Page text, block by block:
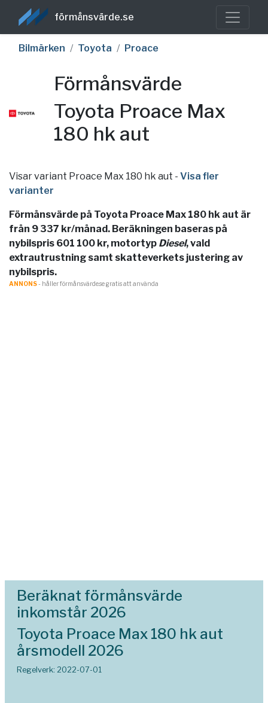
förmånsvärde.se
Bilmärken Toyota Proace
Förmånsvärde
Toyota Proace Max
180 hk aut
Visar variant Proace Max 180 hk aut - Visa fler
varianter
Förmånsvärde på Toyota Proace Max 180 hk aut är
från 9 337 kr/månad. Beräkningen baseras på
nybilspris 601 100 kr, motortyp Diesel, vald
extrautrustning samt skatteverkets justering av
nybilspris.
ANNONS- håller förmånsvärde.se gratis att använda
Beräknat förmånsvärde
inkomstår 2026
Toyota Proace Max 180 hk aut
årsmodell 2026
Regelverk: 2022-07-01